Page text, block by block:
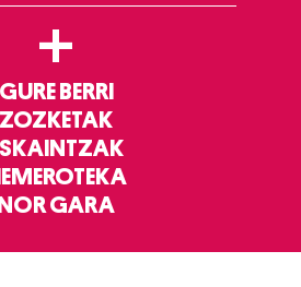
+
GURE BERRI
ZOZKETAK
NOR GARA